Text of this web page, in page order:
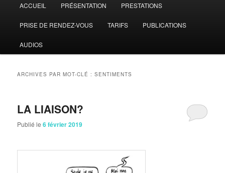
principal
ACCUEIL PRÉSENTATION PRESTATIONS
PRISE DE RENDEZ-VOUS TARIFS PUBLICATIONS
AUDIOS
ARCHIVES PAR MOT-CLÉ :SENTIMENTS
LA LIAISON?
Publié le6 février 2019